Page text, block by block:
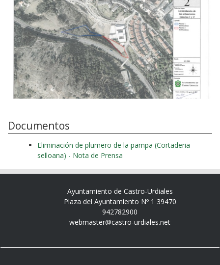
Documentos
Eliminación de plumero de la pampa (Cortaderia
selloana) - Nota de Prensa
Ayuntamiento de Castro-Urdiales
Plaza del Ayuntamiento Nº 1 39470
942782900
webmaster@castro-urdiales.net